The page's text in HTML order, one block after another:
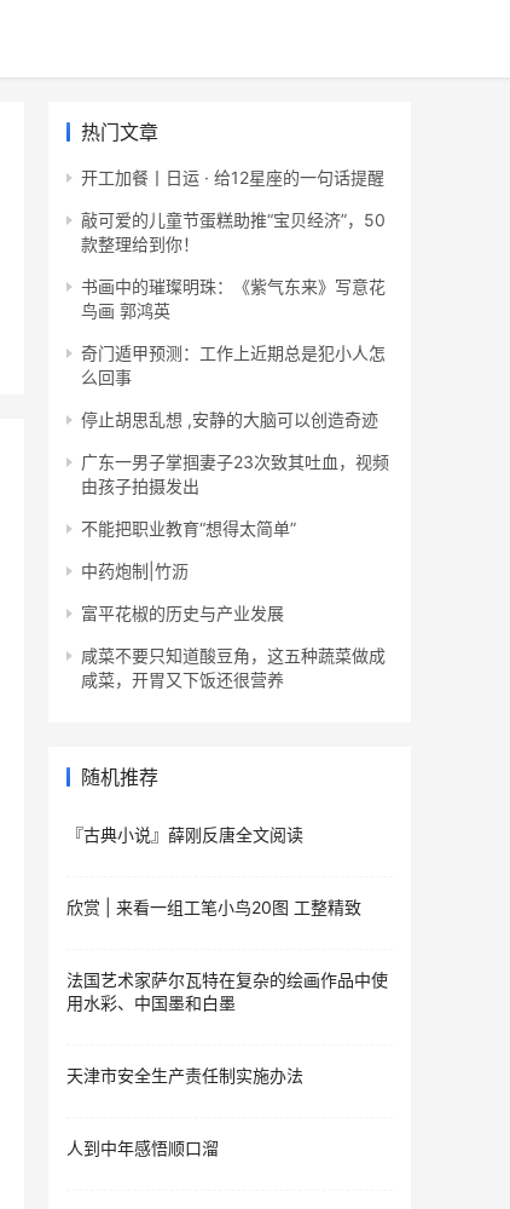
热门文章
开工加餐丨日运 · 给12星座的一句话提醒
敲可爱的儿童节蛋糕助推“宝贝经济”，50
款整理给到你！
书画中的璀璨明珠：《紫气东来》写意花
鸟画 郭鸿英
奇门遁甲预测：工作上近期总是犯小人怎
么回事
停止胡思乱想 ,安静的大脑可以创造奇迹
广东一男子掌掴妻子23次致其吐血，视频
由孩子拍摄发出
不能把职业教育“想得太简单”
中药炮制|竹沥
富平花椒的历史与产业发展
咸菜不要只知道酸豆角，这五种蔬菜做成
咸菜，开胃又下饭还很营养
随机推荐
『古典小说』薛刚反唐全文阅读
欣赏 | 来看一组工笔小鸟20图 工整精致
法国艺术家萨尔瓦特在复杂的绘画作品中使
用水彩、中国墨和白墨
天津市安全生产责任制实施办法
人到中年感悟顺口溜